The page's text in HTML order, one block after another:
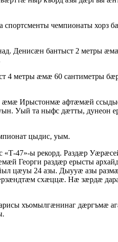
чемпионаты хорз
Денисæн бантыст 2 метры
4 метры æмæ 60 сантиметры
Ирыстонмæ афтæмæй
Уый та ныфс дæтты, дунеон
цыдис, уым.
47»-ы рекорд. Раздæр
Георги раздæр ерысты
цæуы 24 азы. Дыууæ азы
схæццæ. Нæ зæрдæ
хъомылгæнинаг дæргъмæ